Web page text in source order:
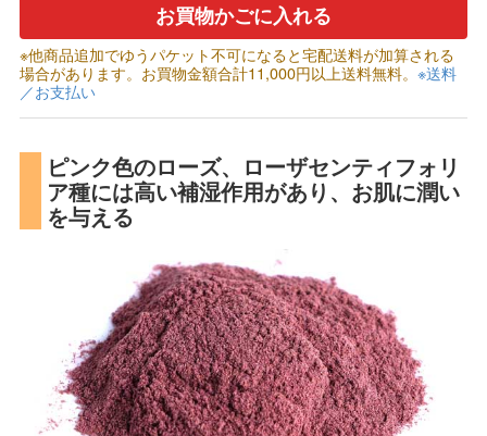
お買物かごに入れる
※他商品追加でゆうパケット不可になると宅配送料が加算される
場合があります。お買物金額合計11,000円以上送料無料。 ※送料
／お支払い
ピンク色のローズ、ローザセンティフォリ
ア種には高い補湿作用があり、お肌に潤い
を与える